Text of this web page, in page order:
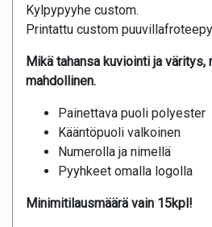
Kylpypyyhe custom.
Printattu custom
Mikä tahansa kuviointi ja väritys,
mahdollinen.
Painettava puoli polyester
Kääntöpuoli valkoinen
Numerolla ja nimellä
Pyyhkeet omalla logolla
Minimitilausmäärä vain 15kpl!